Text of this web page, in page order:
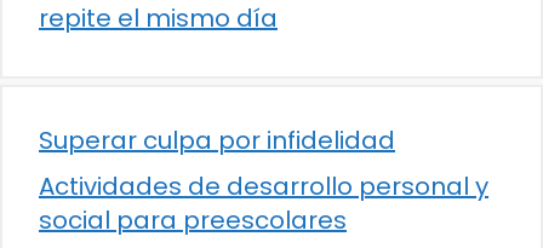
repite el mismo día
Superar culpa por infidelidad
Actividades de desarrollo personal y
social para preescolares